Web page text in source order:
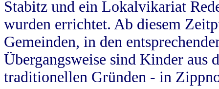
Stabitz und ein Lokalvikariat
wurden errichtet. Ab diesem
Gemeinden, in den
Übergangsweise sind Kinder aus
traditionellen Gründen - in